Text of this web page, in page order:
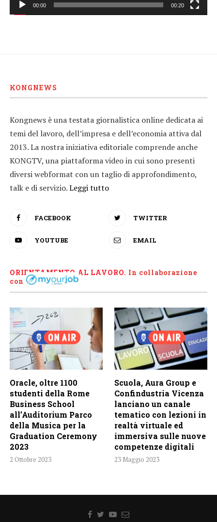
00:00 00:20
KONGNEWS
Kongnews è una testata giornalistica online dedicata ai
temi del lavoro, dell’impresa e dell’economia attiva dal
2013. La nostra iniziativa editoriale comprende anche
KONGTV, una piattaforma video in cui sono presenti
diversi webformat con un taglio di approfondimento,
talk e di servizio.Leggi tutto
FACEBOOK TWITTER
YOUTUBE EMAIL
ORIENTAMENTO AL LAVORO. In collaborazione
con
Oracle, oltre 1100
studenti della Rome
Business School
all’Auditorium Parco
della Musica per la
Graduation Ceremony
2023
2 Ottobre 2023
Scuola, Aura Group e
Confindustria Vicenza
lanciano un canale
tematico con lezioni in
realtà virtuale ed
immersiva sulle nuove
competenze digitali
23 Maggio 2023